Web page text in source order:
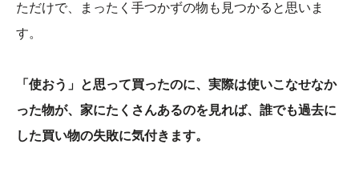
ただけで、まったく手つかずの物も見つかると思いま
す。
「使おう」と思って買ったのに、実際は使いこなせなか
った物が、家にたくさんあるのを見れば、誰でも過去に
した買い物の失敗に気付きます。